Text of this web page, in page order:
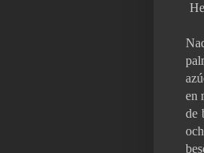
en
de